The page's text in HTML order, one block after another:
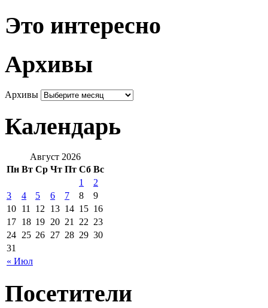
Это интересно
Архивы
Архивы
Календарь
Август 2026
Пн Вт Ср Чт Пт Сб Вс
« Июл
1
2
3
4 5 6 7 8
9
10 11 12 13 14 15 16
17 18 19 20 21 22 23
24 25 26 27 28 29 30
31
Посетители